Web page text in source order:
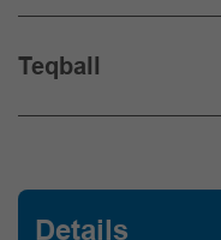
Teqball
Details